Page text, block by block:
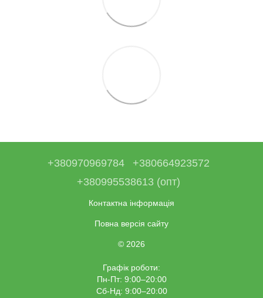
+380970969784
+380664923572
+380995538613 (опт)
Контактна інформація
Повна версія сайту
© 2026
Графік роботи:
Пн-Пт: 9:00–20:00
Сб-Нд: 9:00–20:00